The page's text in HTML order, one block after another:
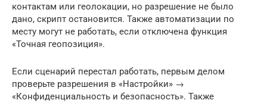
контактам или геолокации, но разрешение не было
дано, скрипт остановится. Также автоматизации по
месту могут не работать, если отключена функция
«Точная геопозиция».
Если сценарий перестал работать, первым делом
проверьте разрешения в «Настройки» →
«Конфиденциальность и безопасность». Также